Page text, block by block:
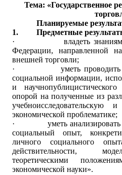
Тема: «Государственное
Планируемые
1.
Предметные
·
владеть
Федерации, направленной
внешней торговли;
·
уметь
социальной информации,
и
опорой на полученные из
экономической проблематике;
·
уметь
социальный опыт,
личного социального
действительности,
теоретическими
экономической науки».